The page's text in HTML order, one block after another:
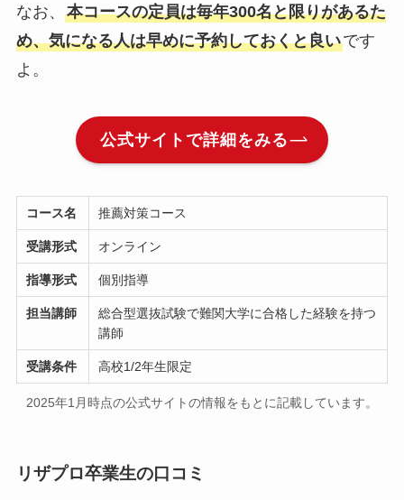
なお、 本コースの定員は毎年300名と限りがあるた
め、気になる人は早めに予約しておくと良いです
よ。
公式サイトで詳細をみる
コース名 推薦対策コース
受講形式 オンライン
指導形式 個別指導
担当講師
総合型選抜試験で難関大学に合格した経験を持つ
講師
受講条件 高校1/2年生限定
2025年1月時点の公式サイトの情報をもとに記載しています。
リザプロ卒業生の口コミ